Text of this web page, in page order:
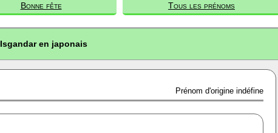
Bonne fête Tous les prénoms
Isgandar en japonais
Prénom d'origine indéfine